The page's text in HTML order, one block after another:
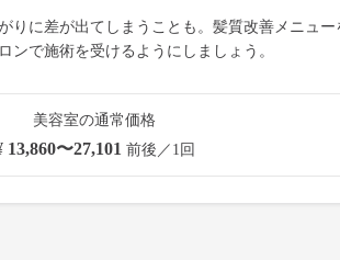
りに差が出てしまうことも。髪質改善メニュー
ンで施術を受けるようにしましょう。
美容室の通常価格
13,860〜27,101 前後／1回